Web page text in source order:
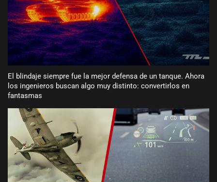
El blindaje siempre fue la mejor defensa de un tanque. Ahora
los ingenieros buscan algo muy distinto: convertirlos en
fantasmas